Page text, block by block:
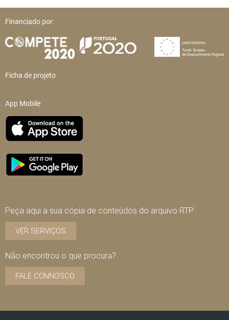
Financiado por:
Ficha de projeto
App Mobile
Peça aqui a sua cópia de conteúdos do arquivo RTP
VER SERVIÇOS
Não encontrou o que procura?
FALE CONNOSCO